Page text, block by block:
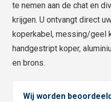
te nemen aan de chat en
krijgen. U ontvangt direct
koperkabel, messing/geel
handgestript koper,
en brons.
Wij worden